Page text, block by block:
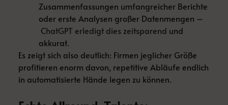
Zusammenfassungen umfangreicher Berichte
oder erste Analysen großer Datenmengen –
ChatGPT erledigt dies zeitsparend und
akkurat.
Es zeigt sich also deutlich: Firmen jeglicher Größe
profitieren enorm davon, repetitive Abläufe endlich
in automatisierte Hände legen zu können.